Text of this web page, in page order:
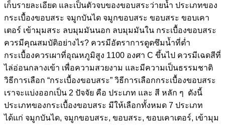
เก็บรายละเอียด และเป็นตัวจบของขอบสระว่ายน้ำ ประเภทของ
กระเบื้องขอบสระ จมูกบันได จมูกขอบสระ ขอบสระ ขอบเคา
เตอร์ เข้ามุมสระ ลบมุมมันนอก ลบมุมมันใน กระเบื้องขอบสระ
ควรมีคุณสมบัติอย่างไร? ควรมีอัตราการดูดซึมน้ำที่ต่ำ
กระเบื้องควรเผาที่อุณหภูมิสูง 1100 องศา C ขึ้นไป ควรมีเฉดสีที่
ไล่อ่อนกลางเข้า เพื่อความสวยงาม และมีความเป็นธรรมชาติ
วิธีการเลือก “กระเบื้องขอบสระ” วิธีการเลือกกระเบื้องขอบสระ
เราจะแบ่งออกเป็น 2 ปัจจัย คือ ประเภท และ สี หลัก ๆ ดังนี้
ประเภทของกระเบื้องขอบสระ มีให้เลือกทั้งหมด 7 ประเภท
ได้แก่ จมูกบันได, จมูกขอบสระ, ขอบสระ, ขอบเคาเตอร์, เข้ามุม